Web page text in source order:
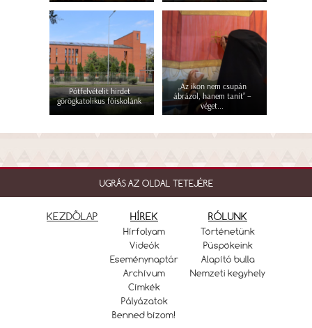
Pótfelvételit hirdet
görögkatolikus főiskolánk
„Az ikon nem csupán
ábrázol, hanem tanít” –
véget...
UGRÁS AZ OLDAL TETEJÉRE
KEZDŐLAP HÍREK
Hírfolyam
Videók
Eseménynaptár
Archívum
Címkék
Pályázatok
Benned bízom!
RÓLUNK
Történetünk
Püspökeink
Alapító bulla
Nemzeti kegyhely